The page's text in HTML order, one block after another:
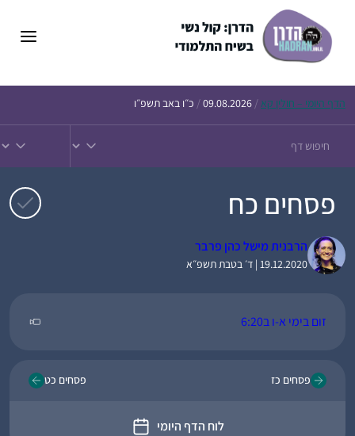
הדף היומי – חולין קא/
09.08.2026
/ כ״ו באב תשפ״ו
פסחים כח
הרבנית מישל כהן פרבר
19.12.2020 | ד׳ בטבת תשפ״א
זום בימי א-ו ב6:20
פסחים כז
לוח הדף היומי
פסחים כט